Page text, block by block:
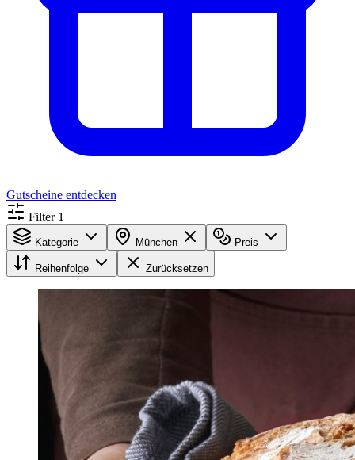
Gutscheine entdecken
Filter 1
Kategorie München Preis
Reihenfolge Zurücksetzen